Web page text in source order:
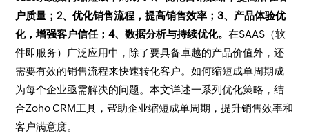
户质量；2、优化销售流程，提高销售效率；3、产品体验优
化，增强客户信任；4、数据分析与持续优化。在SAAS（软
件即服务）广泛应用中，除了要具备卓越的产品价值外，还
需要有效的销售流程来快速转化客户。如何缩短成单周期成
为每个企业亟需解决的问题。本文详述一系列优化策略，结
合Zoho CRM工具，帮助企业缩短成单周期，提升销售效率和
客户满意度。